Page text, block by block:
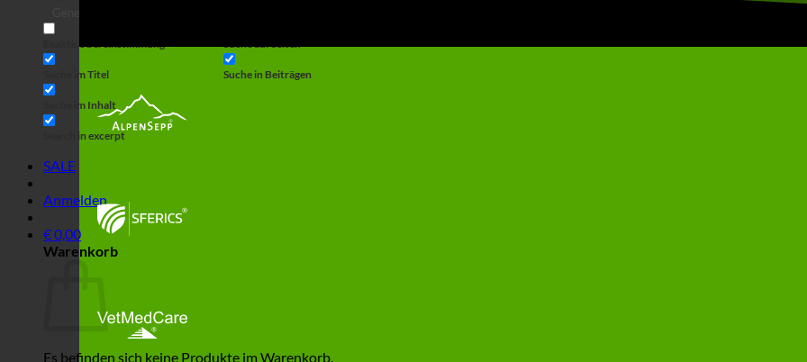
Exakte Übereinstimmung
Suche im Titel
Suche im Inhalt
Search in excerpt
Suche auf Seiten
Suche in Beiträgen
SALE
Anmelden
€0,00
Warenkorb
Es befinden sich keine Produkte im Warenkorb.